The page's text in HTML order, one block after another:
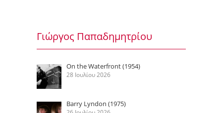
Γιώργος Παπαδημητρίου
On the Waterfront (1954)
28 Ιουλίου 2026
Barry Lyndon (1975)